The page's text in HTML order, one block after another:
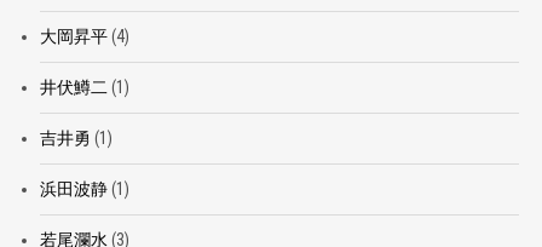
大岡昇平(4)
井伏鱒二 (1)
吉井勇 (1)
浜田波静(1)
若尾瀾水 (3)